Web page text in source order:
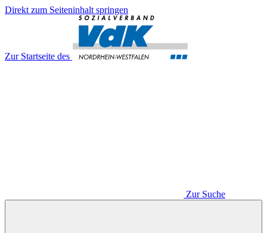
Direkt zum Seiteninhalt springen
Zur Startseite des
Zur Suche